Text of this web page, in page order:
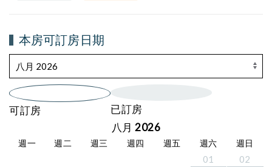
本房可訂房日期
可訂房
已訂房
八月 2026
週一 週二 週三 週四 週五 週六 週日
01 02